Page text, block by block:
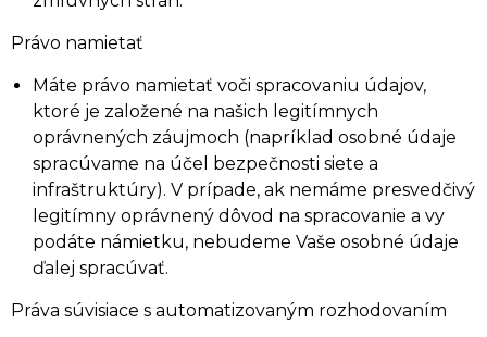
Právo namietať
Máte právo namietať voči spracovaniu údajov,
ktoré je založené na našich legitímnych
oprávnených záujmoch (napríklad osobné údaje
spracúvame na účel bezpečnosti siete a
infraštruktúry). V prípade, ak nemáme presvedčivý
legitímny oprávnený dôvod na spracovanie a vy
podáte námietku, nebudeme Vaše osobné údaje
ďalej spracúvať.
Práva súvisiace s automatizovaným rozhodovaním